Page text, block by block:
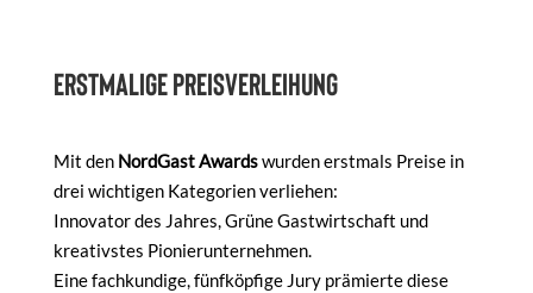
Erstmalige Preisverleihung
Mit den NordGast Awardswurden erstmals Preise in
drei wichtigen Kategorien verliehen:
Innovator des Jahres, Grüne Gastwirtschaft und
kreativstes Pionierunternehmen.
Eine fachkundige, fünfköpfige Jury prämierte diese